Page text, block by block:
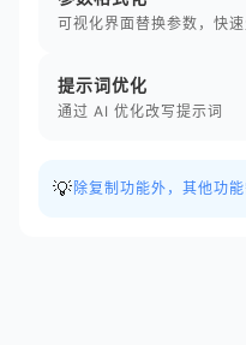
可视化界面替换参数，快
提示词优化
通过 AI 优化改写提示词
💡 除复制功能外，其他功